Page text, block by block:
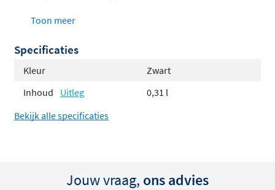
Verbruik:
310 ml voor 3,1 m voeg (10x10 mm)
Toon meer
Specificaties
Kleur
Zwart
Inhoud
Uitleg
0,31 l
Bekijk alle specificaties
Jouw vraag, ons advies